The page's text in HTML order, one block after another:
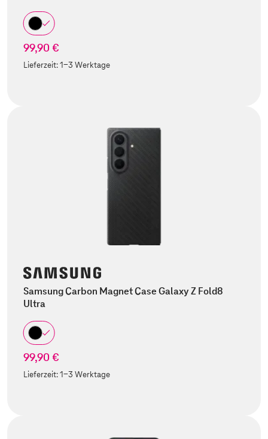
99,90 €
Lieferzeit:1-3 Werktage
Samsung Carbon Magnet Case Galaxy Z Fold8
Ultra
99,90 €
Lieferzeit:1-3 Werktage